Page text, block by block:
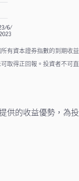
有資本證券指數的到期收益
取得正回報。投資者不可直
供的收益優勢，為投